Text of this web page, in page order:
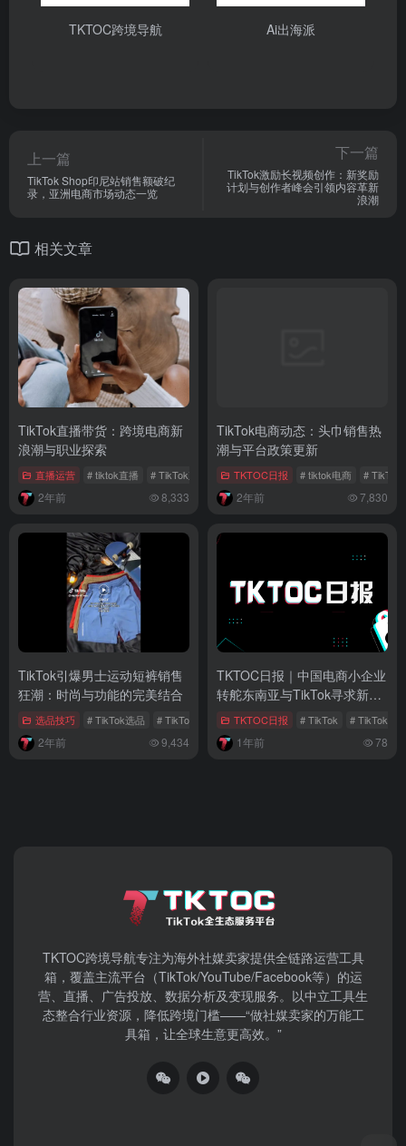
TKTOC跨境导航 Ai出海派
上一篇
TikTok Shop印尼站销售额破纪
录，亚洲电商市场动态一览
下一篇
TikTok激励长视频创作：新奖励
计划与创作者峰会引领内容革新
浪潮
相关文章
TikTok直播带货：跨境电商新
浪潮与职业探索
直播运营 # tiktok直播 # TikTok直播带货 # 直播带货
2年前 8,333
TikTok电商动态：头巾销售热
潮与平台政策更新
TKTOC日报 # tiktok电商 # TikTok
2年前 7,830
TikTok引爆男士运动短裤销售
狂潮：时尚与功能的完美结合
选品技巧 # TikTok选品 # TikTok话题 # 社交媒体营销
2年前 9,434
TKTOC日报｜中国电商小企业
转舵东南亚与TikTok寻求新出
路 TKTOC日报 # TikTok # TikTok
1年前 78
TKTOC跨境导航​专注为海外社媒卖家提供全链路运营工具
箱，覆盖主流平台（TikTok/YouTube/Facebook等）​的运
营、直播、广告投放、数据分析及变现服务。以中立工具生
态整合行业资源，降低跨境门槛——“做社媒卖家的万能工
具箱，让全球生意更高效。”